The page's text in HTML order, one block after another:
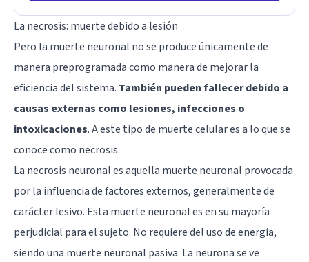
La necrosis: muerte debido a lesión
Pero la muerte neuronal no se produce únicamente de
manera preprogramada como manera de mejorar la
eficiencia del sistema. También pueden fallecer debido a
causas externas como lesiones, infecciones o
intoxicaciones. A este tipo de muerte celular es a lo que se
conoce como necrosis.
La necrosis neuronal es aquella muerte neuronal provocada
por la influencia de factores externos, generalmente de
carácter lesivo. Esta muerte neuronal es en su mayoría
perjudicial para el sujeto. No requiere del uso de energía,
siendo una muerte neuronal pasiva. La neurona se ve